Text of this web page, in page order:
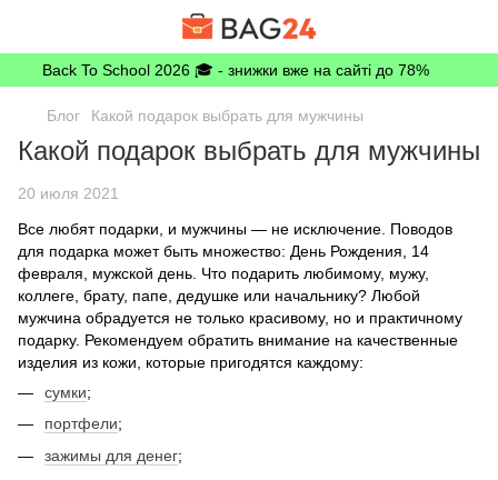
Back To School 2026 🎓 - знижки вже на сайті до 78%
Блог Какой подарок выбрать для мужчины
Какой подарок выбрать для мужчины
20 июля 2021
Все любят подарки, и мужчины — не исключение. Поводов
для подарка может быть множество: День Рождения, 14
февраля, мужской день. Что подарить любимому, мужу,
коллеге, брату, папе, дедушке или начальнику? Любой
мужчина обрадуется не только красивому, но и практичному
подарку. Рекомендуем обратить внимание на качественные
изделия из кожи, которые пригодятся каждому:
сумки;
портфели;
зажимы для денег;